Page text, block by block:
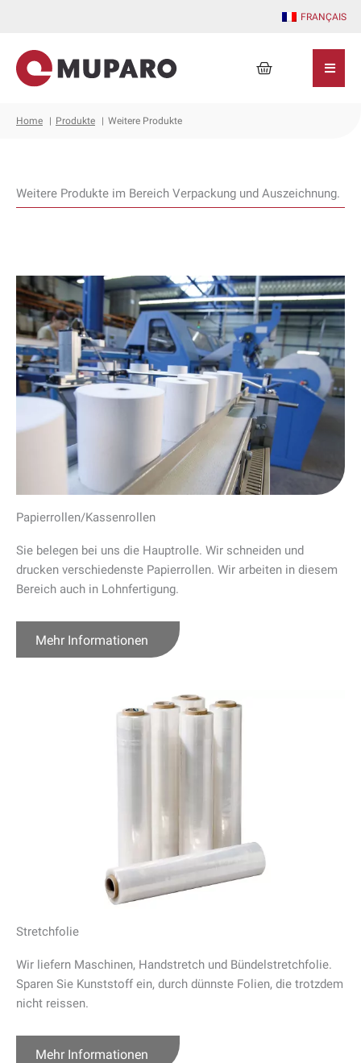
springen
FRANÇAIS
Warenkorb
Home Produkte Weitere Produkte
Weitere Produkte im Bereich Verpackung und Auszeichnung.
Papierrollen/Kassenrollen
Sie belegen bei uns die Hauptrolle. Wir schneiden und
drucken verschiedenste Papierrollen. Wir arbeiten in diesem
Bereich auch in Lohnfertigung.
Mehr Informationen
Stretchfolie
Wir liefern Maschinen, Handstretch und Bündelstretchfolie.
Sparen Sie Kunststoff ein, durch dünnste Folien, die trotzdem
nicht reissen.
Mehr Informationen